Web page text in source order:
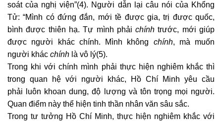
soát của nghị viện”(4). Người dẫn lại câu nói của Khổng
Tử: “Mình có đứng đắn, mới tề được gia, trị được quốc,
bình được thiên hạ. Tự mình phảichính trước, mới giúp
được người khác chính. Mình không chính, mà muốn
người khác chính là vô lý(5).
Trong khi với chính mình phải thực hiện nghiêm khắc thì
trong quan hệ với người khác, Hồ Chí Minh yêu cầu
phải luôn khoan dung, độ lượng và tôn trọng mọi người.
Quan điểm này thể hiện tinh thần nhân văn sâu sắc.
Trong tư tưởng Hồ Chí Minh, thực hiện nghiêm khắc với